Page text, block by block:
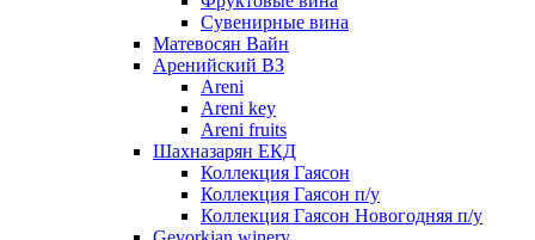
Cувенирные вина
Матевосян Вайн
Аренийский ВЗ
Areni
Areni key
Areni fruits
Шахназарян ЕКД
Коллекция Гаясон
Коллекция Гаясон п/у
Коллекция Гаясон Новогодняя п/у